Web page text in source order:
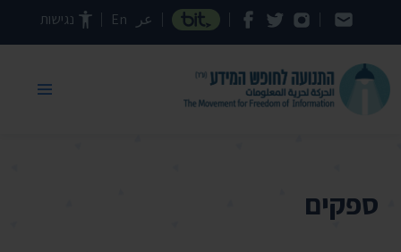
דילוג לתוכן העמוד عر En נגישות
ספקים